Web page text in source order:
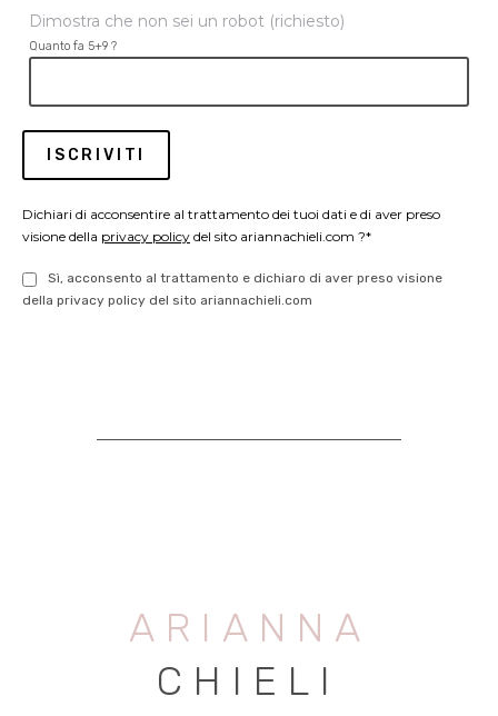
Dimostra che non sei un robot (richiesto)
Quanto fa 5+9 ?
Dichiari di acconsentire al trattamento dei tuoi dati e di aver preso
visione della privacy policy del sito ariannachieli.com ?*
Sì, acconsento al trattamento e dichiaro di aver preso visione
della privacy policy del sito ariannachieli.com
ARIANNA
CHIELI